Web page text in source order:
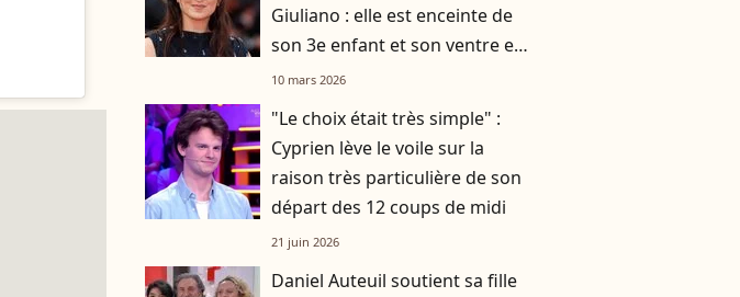
Giuliano : elle est enceinte de
son 3e enfant et son ventre est
déjà bien arrondi
10 mars 2026
"Le choix était très simple" :
Cyprien lève le voile sur la
raison très particulière de son
départ des 12 coups de midi
21 juin 2026
Daniel Auteuil soutient sa fille